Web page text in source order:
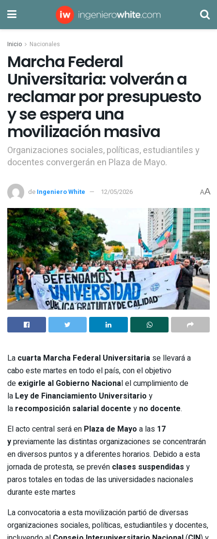
Inicio Nacionales
Marcha Federal
Universitaria: volverán a
reclamar por presupuesto
y se espera una
movilización masiva
Organizaciones sociales, políticas, estudiantiles y
docentes convergerán en Plaza de Mayo.
de Ingeniero White 12/05/2026 AA
La cuarta Marcha Federal Universitaria se llevará a
cabo este martes en todo el país, con el objetivo
de exigirle al Gobierno Nacional el cumplimiento de
la Ley de Financiamiento Universitario y
la recomposición salarial docente y no docente.
El acto central será en Plaza de Mayo a las 17
ypreviamente las distintas organizaciones se concentrarán
en diversos puntos y a diferentes horarios. Debido a esta
jornada de protesta, se prevén clases suspendidas y
paros totales en todas de las universidades nacionales
durante este martes
La convocatoria a esta movilización partió de diversas
organizaciones sociales, políticas, estudiantiles y docentes,